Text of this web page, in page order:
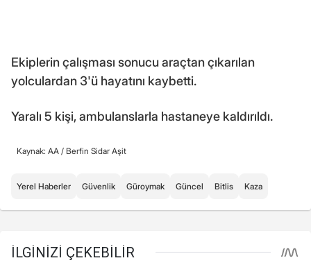
Ekiplerin çalışması sonucu araçtan çıkarılan
yolculardan 3'ü hayatını kaybetti.
Yaralı 5 kişi, ambulanslarla hastaneye kaldırıldı.
Kaynak: AA / Berfin Sidar Aşit
Yerel Haberler Güvenlik Güroymak Güncel Bitlis Kaza